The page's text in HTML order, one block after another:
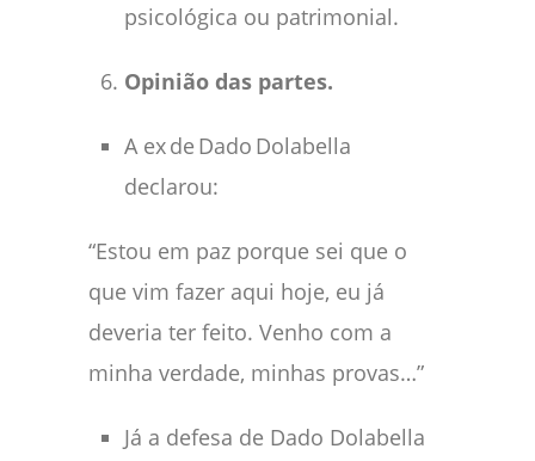
psicológica ou patrimonial.
Opinião das partes.
A ex de Dado Dolabella
declarou:
“Estou em paz porque sei que o
que vim fazer aqui hoje, eu já
deveria ter feito. Venho com a
minha verdade, minhas provas…”
Já a defesa de Dado Dolabella